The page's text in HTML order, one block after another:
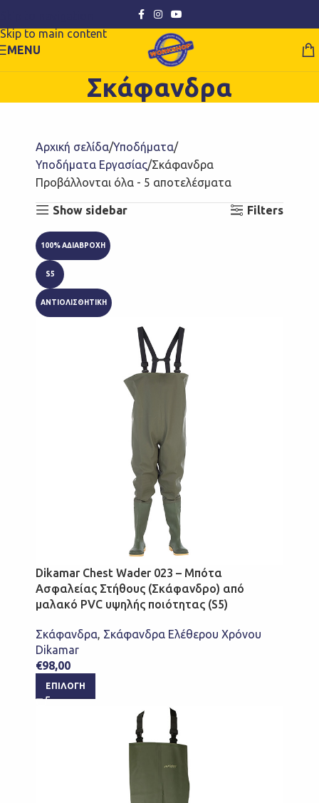
Skip to main content
MENU
Σκάφανδρα
Αρχική σελίδα Υποδήματα
Υποδήματα Εργασίας Σκάφανδρα
Προβάλλονται όλα - 5 αποτελέσματα
Show sidebar Filters
100% ΑΔΙΑΒΡΟΧΗ
S5
ΑΝΤΙΟΛΙΣΘΗΤΙΚΗ
Dikamar Chest Wader 023 – Μπότα
Ασφαλείας Στήθους (Σκάφανδρο) από
μαλακό PVC υψηλής ποιότητας (S5)
Σκάφανδρα, Σκάφανδρα Ελέθερου Χρόνου
Dikamar
€98,00
ΕΠΙΛΟΓΉ